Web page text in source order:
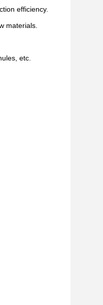
efficiency.
materials.
etc.